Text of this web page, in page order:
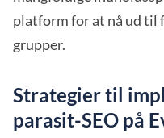
platform for at nå ud til
grupper.
Strategier til
parasit-SEO på